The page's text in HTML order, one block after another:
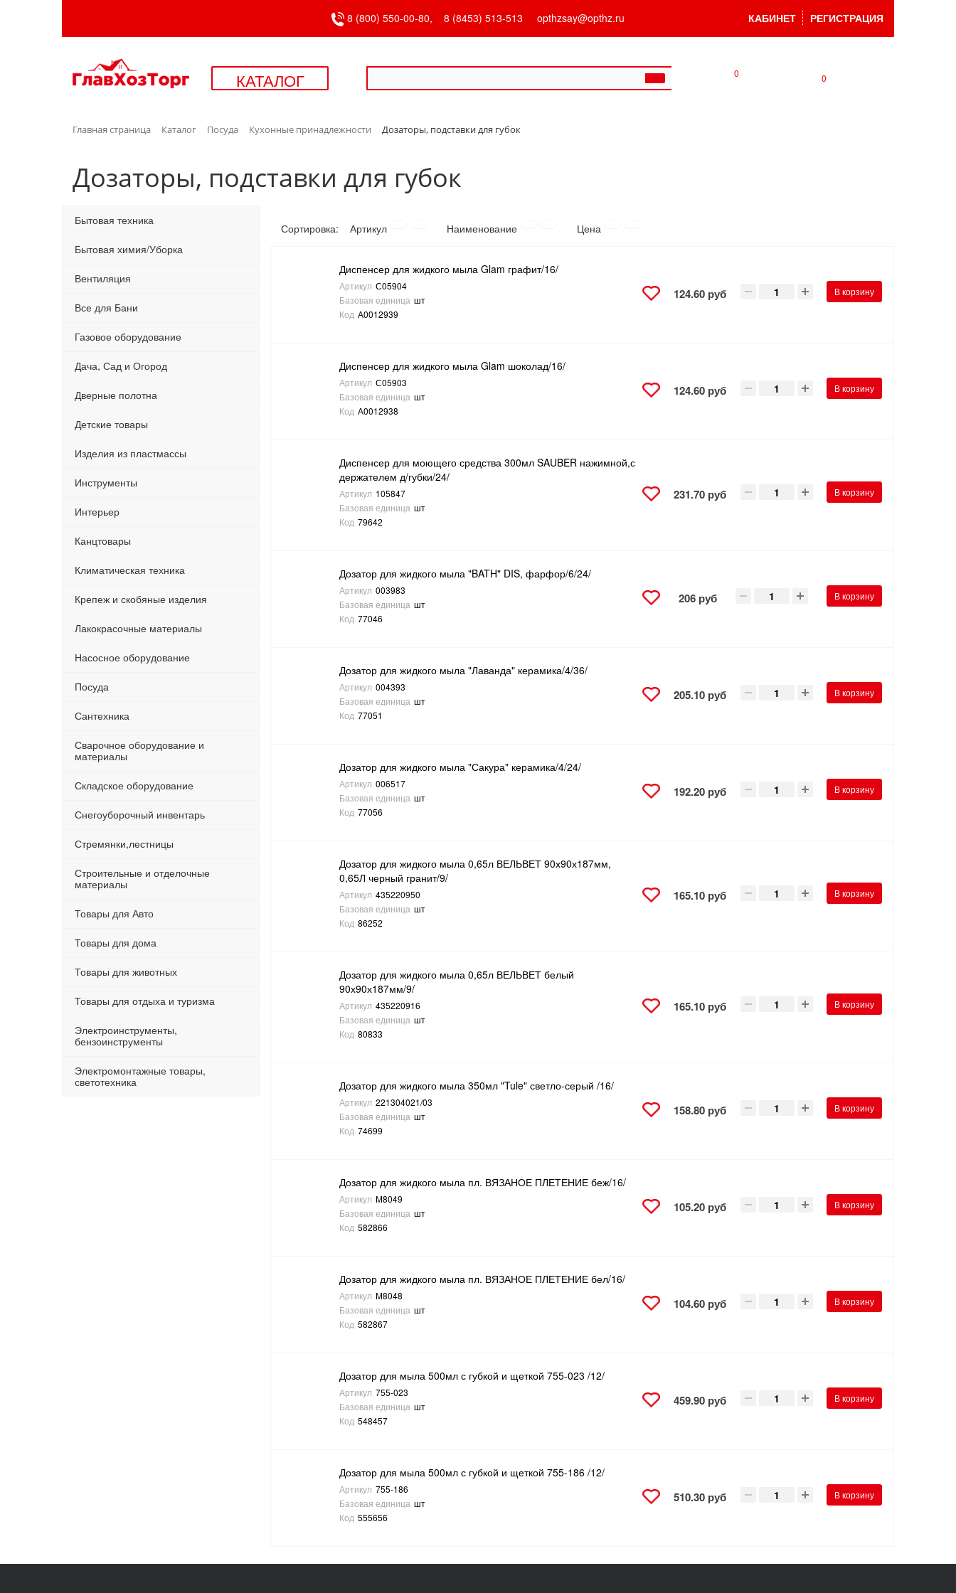
8 (800) 550-00-80, 8 (8453) 513-513 opthzsay@opthz.ru КАБИНЕТ РЕГИСТРАЦИЯ
КАТАЛОГ 0 0
Главная страница Каталог Посуда Кухонные принадлежности Дозаторы, подставки для губок
Дозаторы, подставки для губок
Бытовая техника
Бытовая химия/Уборка
Вентиляция
Все для Бани
Газовое оборудование
Дача, Сад и Огород
Дверные полотна
Детские товары
Изделия из пластмассы
Инструменты
Интерьер
Канцтовары
Климатическая техника
Крепеж и скобяные изделия
Лакокрасочные материалы
Насосное оборудование
Посуда
Сантехника
Сварочное оборудование и
материалы
Складское оборудование
Снегоуборочный инвентарь
Стремянки,лестницы
Строительные и отделочные
материалы
Товары для Авто
Товары для дома
Товары для животных
Товары для отдыха и туризма
Электроинструменты,
бензоинструменты
Электромонтажные товары,
светотехника
Сортировка: Артикул Наименование Цена
Диспенсер для жидкого мыла Glam графит/16/
Артикул С05904
Базовая единица шт
Код А0012939
124.60 руб В корзину
Диспенсер для жидкого мыла Glam шоколад/16/
Артикул С05903
Базовая единица шт
Код А0012938
124.60 руб В корзину
Диспенсер для моющего средства 300мл SAUBER нажимной,с
держателем д/губки/24/
Артикул 105847
Базовая единица шт
Код 79642
231.70 руб В корзину
Дозатор для жидкого мыла "BATH" DIS, фарфор/6/24/
Артикул 003983
Базовая единица шт
Код 77046
206 руб В корзину
Дозатор для жидкого мыла "Лаванда" керамика/4/36/
Артикул 004393
Базовая единица шт
Код 77051
205.10 руб В корзину
Дозатор для жидкого мыла "Сакура" керамика/4/24/
Артикул 006517
Базовая единица шт
Код 77056
192.20 руб В корзину
Дозатор для жидкого мыла 0,65л ВЕЛЬВЕТ 90х90х187мм,
0,65Л черный гранит/9/
Артикул 435220950
Базовая единица шт
Код 86252
165.10 руб В корзину
Дозатор для жидкого мыла 0,65л ВЕЛЬВЕТ белый
90х90х187мм/9/
Артикул 435220916
Базовая единица шт
Код 80833
165.10 руб В корзину
Дозатор для жидкого мыла 350мл "Tule" светло-серый /16/
Артикул 221304021/03
Базовая единица шт
Код 74699
158.80 руб В корзину
Дозатор для жидкого мыла пл. ВЯЗАНОЕ ПЛЕТЕНИЕ беж/16/
Артикул М8049
Базовая единица шт
Код 582866
105.20 руб В корзину
Дозатор для жидкого мыла пл. ВЯЗАНОЕ ПЛЕТЕНИЕ бел/16/
Артикул М8048
Базовая единица шт
Код 582867
104.60 руб В корзину
Дозатор для мыла 500мл с губкой и щеткой 755-023 /12/
Артикул 755-023
Базовая единица шт
Код 548457
459.90 руб В корзину
Дозатор для мыла 500мл с губкой и щеткой 755-186 /12/
Артикул 755-186
Базовая единица шт
Код 555656
510.30 руб В корзину